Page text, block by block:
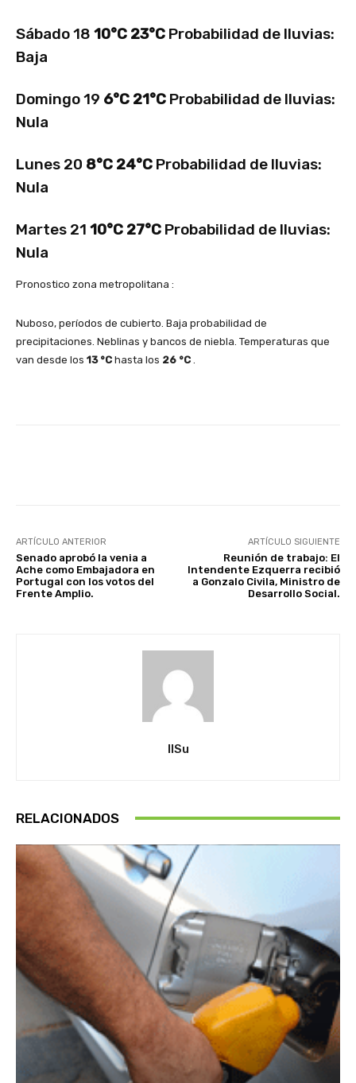
Sábado 18 10°C 23°C Probabilidad de lluvias:
Baja
Domingo 19 6°C 21°C Probabilidad de lluvias:
Nula
Lunes 20 8°C 24°C Probabilidad de lluvias:
Nula
Martes 21 10°C 27°C Probabilidad de lluvias:
Nula
Pronostico zona metropolitana :
Nuboso, períodos de cubierto. Baja probabilidad de
precipitaciones. Neblinas y bancos de niebla. Temperaturas que
van desde los 13 °C hasta los 26 °C
ARTÍCULO ANTERIOR
Senado aprobó la venia a
Ache como Embajadora en
Portugal con los votos del
Frente Amplio.
ARTÍCULO SIGUIENTE
Reunión de trabajo: El
Intendente Ezquerra recibió
a Gonzalo Civila, Ministro de
Desarrollo Social.
IlSu
RELACIONADOS